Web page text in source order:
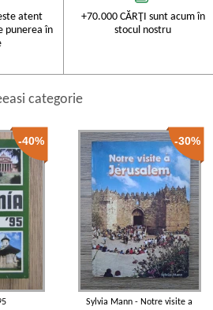
atent
punerea în
+70.000 CĂRŢI sunt acum în
stocul nostru
categorie
-40% -30%
Sylvia Mann - Notre visite a